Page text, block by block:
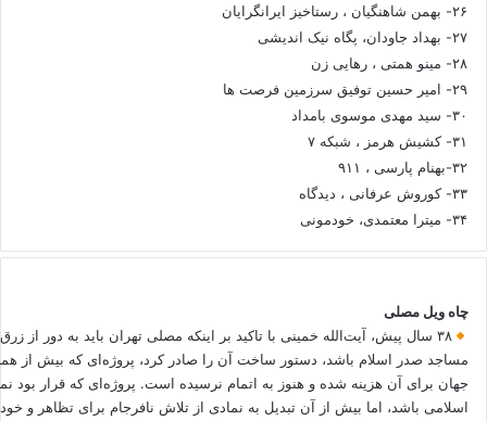
۲۶- بهمن شاهنگیان ، رستاخیز ایرانگرایان
۲۷- بهداد جاودان، پگاه نیک اندیشی
۲۸- مینو همتی ، رهایی زن
۲۹- امیر حسین توفیق سرزمین فرصت ها
۳۰- سید مهدی موسوی بامداد
۳۱- کشیش هرمز ، شبکه ۷
۳۲-بهنام پارسی ، ۹۱۱
۳۳- کوروش عرفانی ، دیدگاه
۳۴- میترا معتمدی، خودمونی
چاه ویل مصلی
۳۸ سال پیش، آیت‌الله خمینی با تاکید بر اینکه مصلی تهران باید به دور از
مساجد صدر اسلام باشد، دستور ساخت آن را صادر کرد، پروژه‌ای که بیش از
جهان برای آن هزینه شده و هنوز به اتمام نرسیده است. پروژه‌ای که قرار بود
اسلامی باشد، اما بیش از آن تبدیل به نمادی از تلاش نافرجام برای تظاهر و